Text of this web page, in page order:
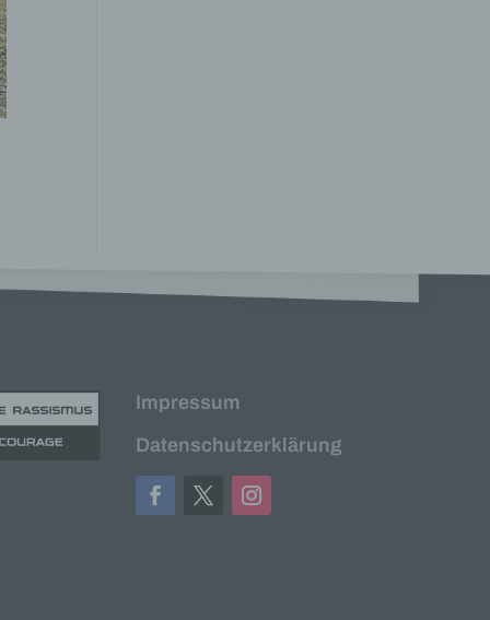
Impressum
Datenschutzerklärung